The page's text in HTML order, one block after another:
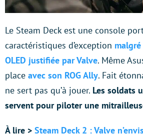
Le Steam Deck est une console
caractéristiques d’exception malgré
OLED justifiée par Valve. Même
place avec son ROG Ally. Fait
ne sert pas qu’à jouer. Les soldats
servent pour piloter une
À lire > Steam Deck 2 : Valve